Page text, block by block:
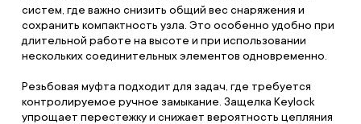
систем, где важно снизить общий вес снаряжения и
сохранить компактность узла. Это особенно удобно при
длительной работе на высоте и при использовании
нескольких соединительных элементов одновременно.
Резьбовая муфта подходит для задач, где требуется
контролируемое ручное замыкание. Защелка Keylock
упрощает перестежку и снижает вероятность цепляния